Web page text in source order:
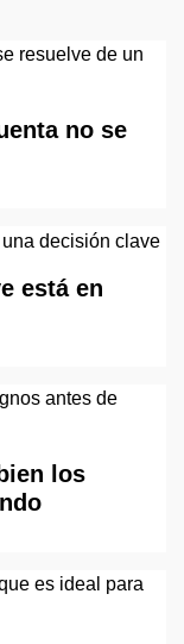
no se
está en
los